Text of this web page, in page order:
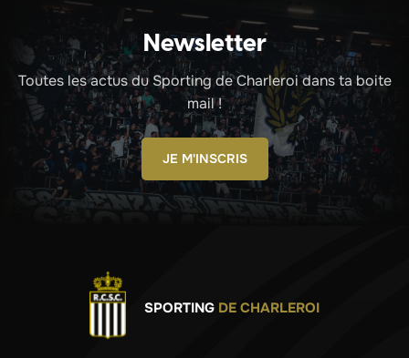
Newsletter
Toutes les actus du Sporting de Charleroi dans ta boite
mail !
JE M'INSCRIS
SPORTING DE CHARLEROI